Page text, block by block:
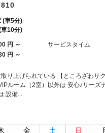
(車5分)
車10分)
円 ～ サービスタイム
円 ～
り上げられている 【ところざわサ
ルーム（2室）以外は 安心♪リーズ
設備...
金 土 日